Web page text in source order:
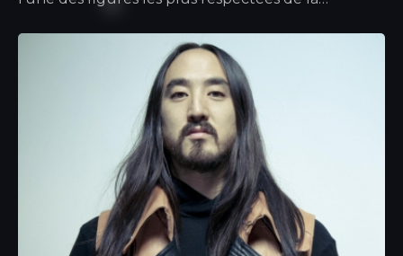
décroché deux disques de platine. Fort de ses
talents remarquables et de son style explosif de
musique dance, ses deux Grammy Awards parlent